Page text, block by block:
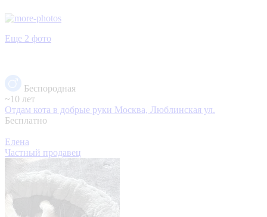
Еще 2 фото
Беспородная
~10 лет
Отдам кота в добрые руки Москва, Люблинская ул.
Бесплатно
Елена
Частный продавец